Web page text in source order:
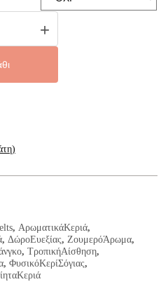
+
, ΑρωματικάΚεριά,
, ΔώροΕυεξίας, ΖουμερόΆρωμα,
, ΤροπικήΑίσθηση,
, ΦυσικόΚερίΣόγιας,